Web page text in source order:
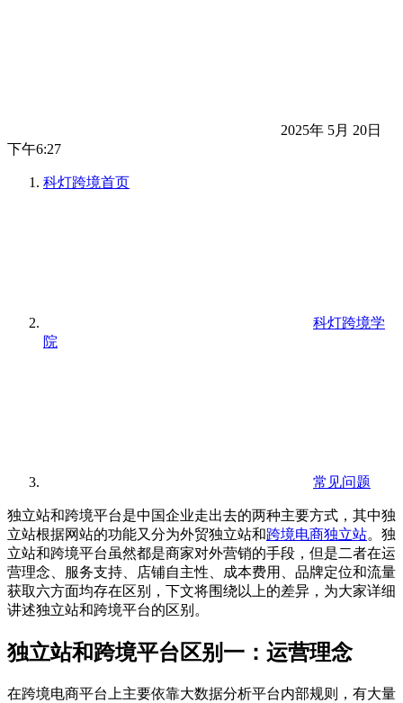
2025年 5月 20日
下午6:27
科灯跨境首页
科灯跨境学
院
常见问题
独立站和跨境平台是中国企业走出去的两种主要方式，其中独
立站根据网站的功能又分为外贸独立站和跨境电商独立站。独
立站和跨境平台虽然都是商家对外营销的手段，但是二者在运
营理念、服务支持、店铺自主性、成本费用、品牌定位和流量
获取六方面均存在区别，下文将围绕以上的差异，为大家详细
讲述独立站和跨境平台的区别。
独立站和跨境平台区别一：运营理念
在跨境电商平台上主要依靠大数据分析平台内部规则，有大量